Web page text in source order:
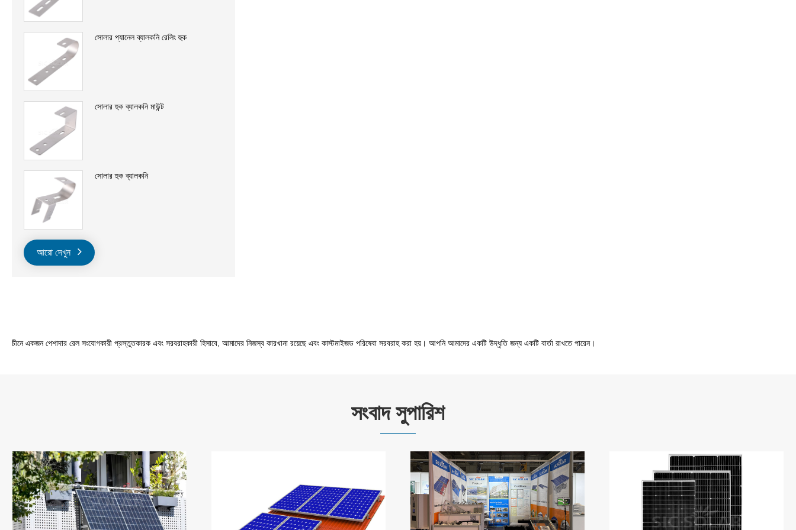
সোলার প্যানেল ব্যালকনি রেলিং হুক
সোলার হুক ব্যালকনি মাউন্ট
সোলার হুক ব্যালকনি
আরো দেখুন
চীনে একজন পেশাদার রেল সংযোগকারী প্রস্তুতকারক এবং সরবরাহকারী হিসাবে, আমাদের নিজস্ব কারখানা রয়েছে এবং কাস্টমাইজড পরিষেবা সরবরাহ করা হয়। আপনি আমাদের একটি উদ্ধৃতি জন্য একটি বার্তা রাখতে পারেন।
সংবাদ সুপারিশ